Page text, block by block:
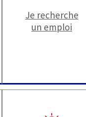
Je recherche
un emploi